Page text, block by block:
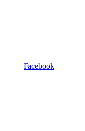
Facebook